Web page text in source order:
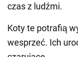
czas z ludźmi.
Koty te potrafią
wesprzeć. Ich